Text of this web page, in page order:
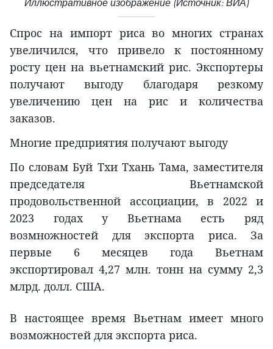
Иллюстративное изображение (Источник: ВИА)
Спрос на импорт риса во многих странах
увеличился, что привело к постоянному
росту цен на вьетнамский рис. Экспортеры
получают выгоду благодаря резкому
увеличению цен на рис и количества
заказов.
Многие предприятия получают выгоду
По словам Буй Тхи Тхань Тама, заместителя
председателя Вьетнамской
продовольственной ассоциации, в 2022 и
2023 годах у Вьетнама есть ряд
возмножностей для экспорта риса. За
первые 6 месяцев года Вьетнам
экспортировал 4,27 млн. тонн на сумму 2,3
млрд. долл. США.
В настоящее время Вьетнам имеет много
возможностей для экспорта риса.